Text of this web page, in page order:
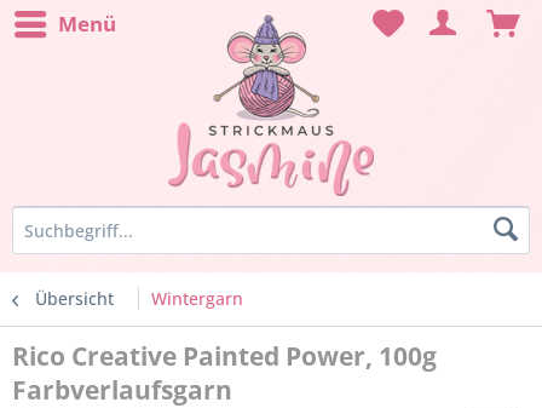
Menü
Übersicht Wintergarn
Rico Creative Painted Power, 100g
Farbverlaufsgarn